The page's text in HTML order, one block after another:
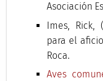
Asociación
Imes, Rick,
para el
Roca.
Aves